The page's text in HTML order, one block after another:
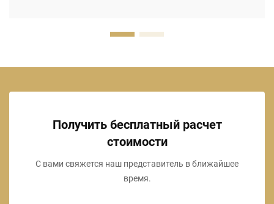
Получить бесплатный расчет
стоимости
С вами свяжется наш представитель в ближайшее
время.